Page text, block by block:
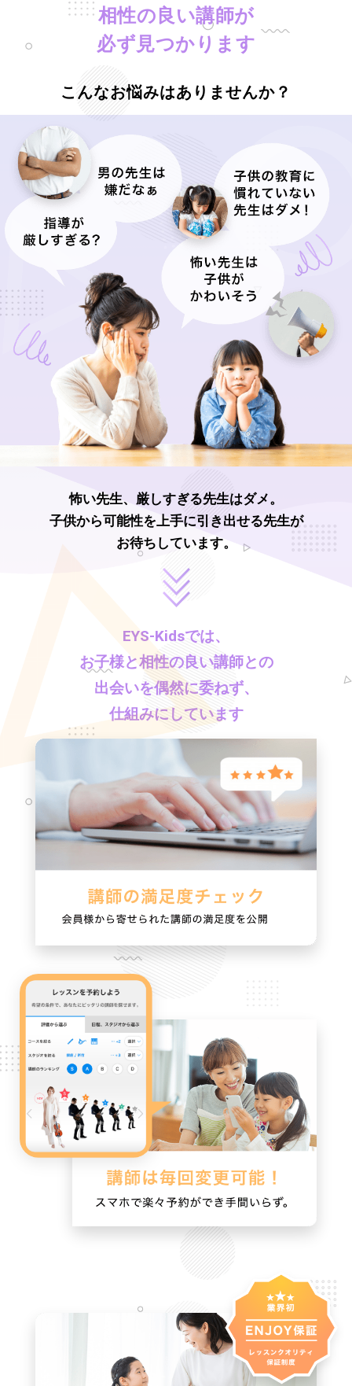
相性の良い講師が
必ず見つかります
こんなお悩みはありませんか？
怖い先生、厳しすぎる先生はダメ。
子供から可能性を上手に引き出せる先生が
お待ちしています。
EYS-Kidsでは、
お子様と相性の良い講師との
出会いを偶然に委ねず、
仕組みにしています